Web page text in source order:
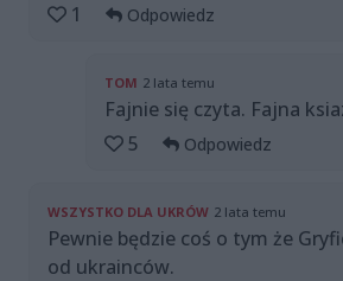
1 Odpowiedz
TOM 2 lata temu
Fajnie się czyta. Fajna
5
Odpowiedz
WSZYSTKO DLA UKRÓW 2 lata temu
Pewnie będzie coś o tym że
od ukrainców.